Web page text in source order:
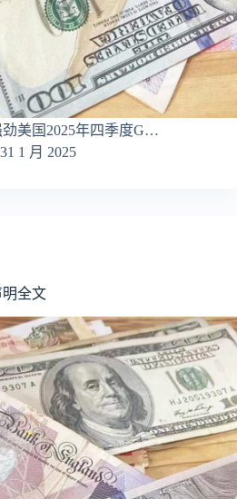
美国2025年四季度G…
31 1 月 2025
全文